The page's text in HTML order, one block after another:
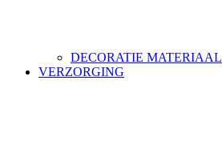
DECORATIE MATERIAAL
VERZORGING